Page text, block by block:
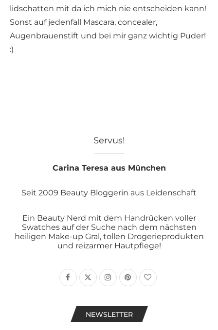
lidschatten mit da ich mich nie entscheiden kann!
Sonst auf jedenfall Mascara, concealer,
Augenbrauenstift und bei mir ganz wichtig Puder!
:)
Servus!
Carina Teresa aus München
Seit 2009 Beauty Bloggerin aus Leidenschaft
Ein Beauty Nerd mit dem Handrücken voller
Swatches auf der Suche nach dem nächsten
heiligen Make-up Gral, tollen Drogerieprodukten
und reizarmer Hautpflege!
NEWSLETTER